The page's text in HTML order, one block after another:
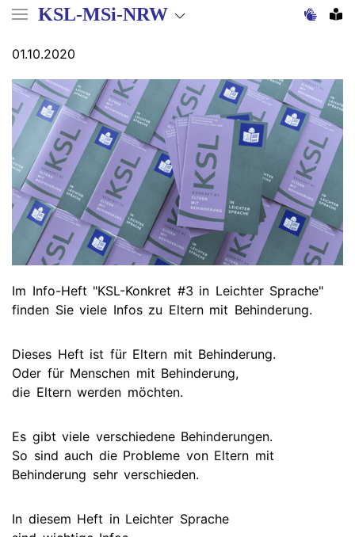
Direkt
Inhalt
KSL-MSi-NRW
01.10.2020
Im Info-Heft "KSL-Konkret #3 in Leichter Sprache"
finden Sie viele Infos zu Eltern mit Behinderung.
Dieses Heft ist für Eltern mit Behinderung.
Oder für Menschen mit Behinderung,
die Eltern werden möchten.
Es gibt viele verschiedene Behinderungen.
So sind auch die Probleme von Eltern mit
Behinderung sehr verschieden.
In diesem Heft in Leichter Sprache